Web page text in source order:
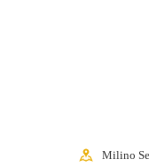
Milino